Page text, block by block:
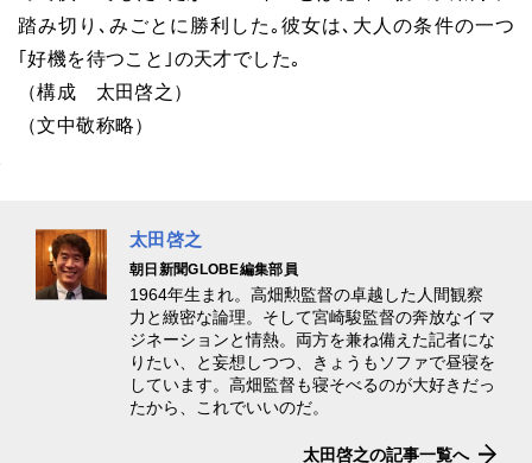
踏み切り､みごとに勝利した｡彼女は､大人の条件の一つ
｢好機を待つこと｣の天才でした｡
（構成 太田啓之）
（文中敬称略）
太田啓之
朝日新聞GLOBE編集部員
1964年生まれ。高畑勲監督の卓越した人間観察
力と緻密な論理。そして宮崎駿監督の奔放なイマ
ジネーションと情熱。両方を兼ね備えた記者にな
りたい、と妄想しつつ、きょうもソファで昼寝を
しています。高畑監督も寝そべるのが大好きだっ
たから、これでいいのだ。
太田啓之の記事一覧へ